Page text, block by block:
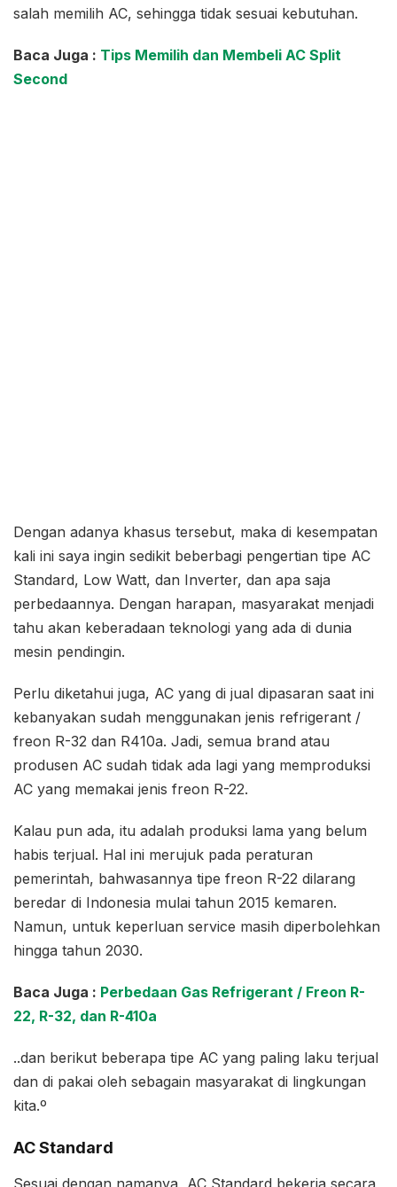
salah memilih AC, sehingga tidak sesuai kebutuhan.
Baca Juga : Tips Memilih dan Membeli AC Split
Second
Dengan adanya khasus tersebut, maka di kesempatan
kali ini saya ingin sedikit beberbagi pengertian tipe AC
Standard, Low Watt, dan Inverter, dan apa saja
perbedaannya. Dengan harapan, masyarakat menjadi
tahu akan keberadaan teknologi yang ada di dunia
mesin pendingin.
Perlu diketahui juga, AC yang di jual dipasaran saat ini
kebanyakan sudah menggunakan jenis refrigerant /
freon R-32 dan R410a. Jadi, semua brand atau
produsen AC sudah tidak ada lagi yang memproduksi
AC yang memakai jenis freon R-22.
Kalau pun ada, itu adalah produksi lama yang belum
habis terjual. Hal ini merujuk pada peraturan
pemerintah, bahwasannya tipe freon R-22 dilarang
beredar di Indonesia mulai tahun 2015 kemaren.
Namun, untuk keperluan service masih diperbolehkan
hingga tahun 2030.
Baca Juga : Perbedaan Gas Refrigerant / Freon R-
22, R-32, dan R-410a
..dan berikut beberapa tipe AC yang paling laku terjual
dan di pakai oleh sebagain masyarakat di lingkungan
kita.º
AC Standard
Sesuai dengan namanya, AC Standard bekerja secara